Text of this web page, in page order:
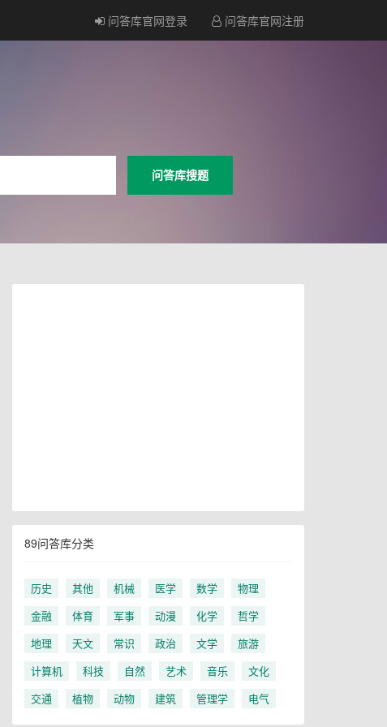
问答库官网登录 问答库官网注册
问答库搜题
89问答库分类
历史 其他 机械 医学 数学
物理
金融
体育 军事 动漫 化学
哲学
地理
天文 常识 政治 文学
旅游
计算机
科技 自然 艺术 音乐
文化
交通
植物 动物 建筑 管理学 电气